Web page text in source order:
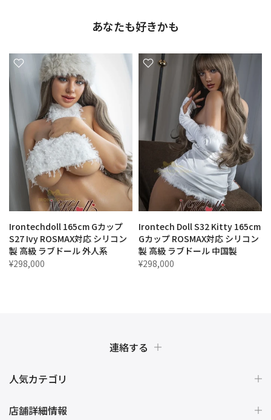
あなたも好きかも
Irontechdoll 165cm Gカップ
S27 Ivy ROSMAX対応 シリコン
製 高級 ラブドール 外人系
¥298,000
Irontech Doll S32 Kitty 165cm
Gカップ ROSMAX対応 シリコン
製 高級 ラブドール 中国製
¥298,000
連絡する
人気カテゴリ
店舗詳細情報